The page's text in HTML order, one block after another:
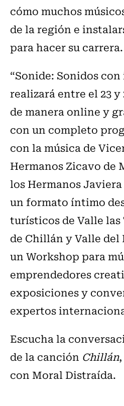
cómo muchos
de la región e
para hacer su carrera.
“Sonide: Sonidos
realizará entre el 23
de manera online y
con un completo
con la música de
Hermanos Zicavo de
los Hermanos
un formato íntimo
turísticos de Valle las
de Chillán y Valle del
un Workshop para
emprendedores
exposiciones y
expertos
Escucha la
de la canción Chillán
con Moral Distraída.